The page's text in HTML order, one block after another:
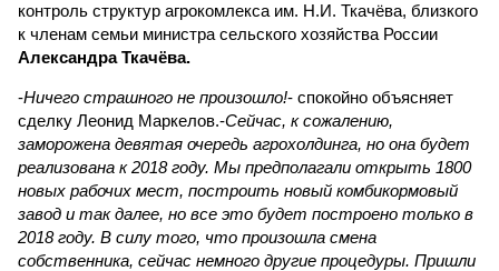
контроль структур агрокомлекса им. Н.И. Ткачёва, близкого
к членам семьи министра сельского хозяйства России
Александра Ткачёва.
-Ничего страшного не произошло!- спокойно объясняет
сделку Леонид Маркелов.-Сейчас, к сожалению,
заморожена девятая очередь агрохолдинга, но она будет
реализована к 2018 году. Мы предполагали открыть 1800
новых рабочих мест, построить новый комбикормовый
завод и так далее, но все это будет построено только в
2018 году. В силу того, что произошла смена
собственника, сейчас немного другие процедуры. Пришли